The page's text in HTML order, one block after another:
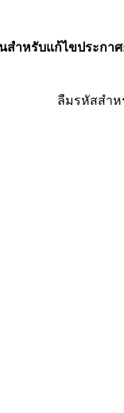
สำหรับแก้ไขประกาศ
ลืมรหัสสำ